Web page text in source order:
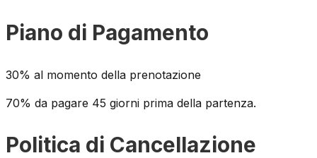
Piano di Pagamento
30% al momento della prenotazione
70% da pagare 45 giorni prima della partenza.
Politica di Cancellazione